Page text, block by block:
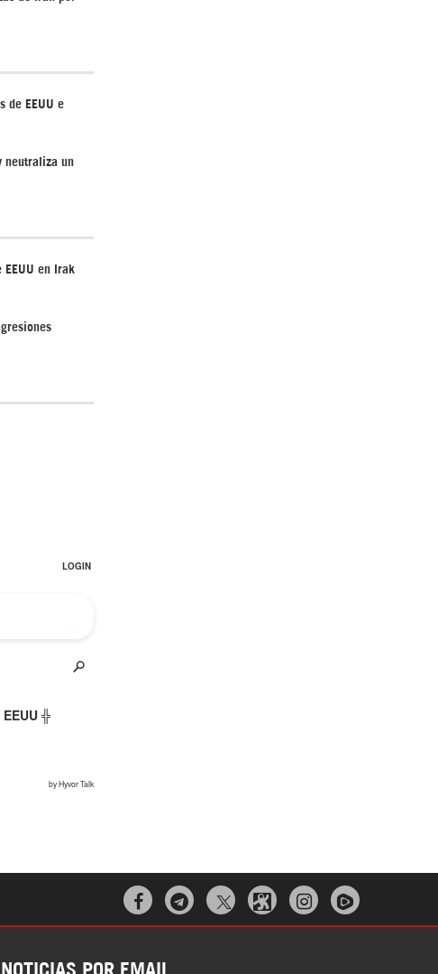
de EEUU e
neutraliza un
EEUU en Irak
  
POR EMAIL